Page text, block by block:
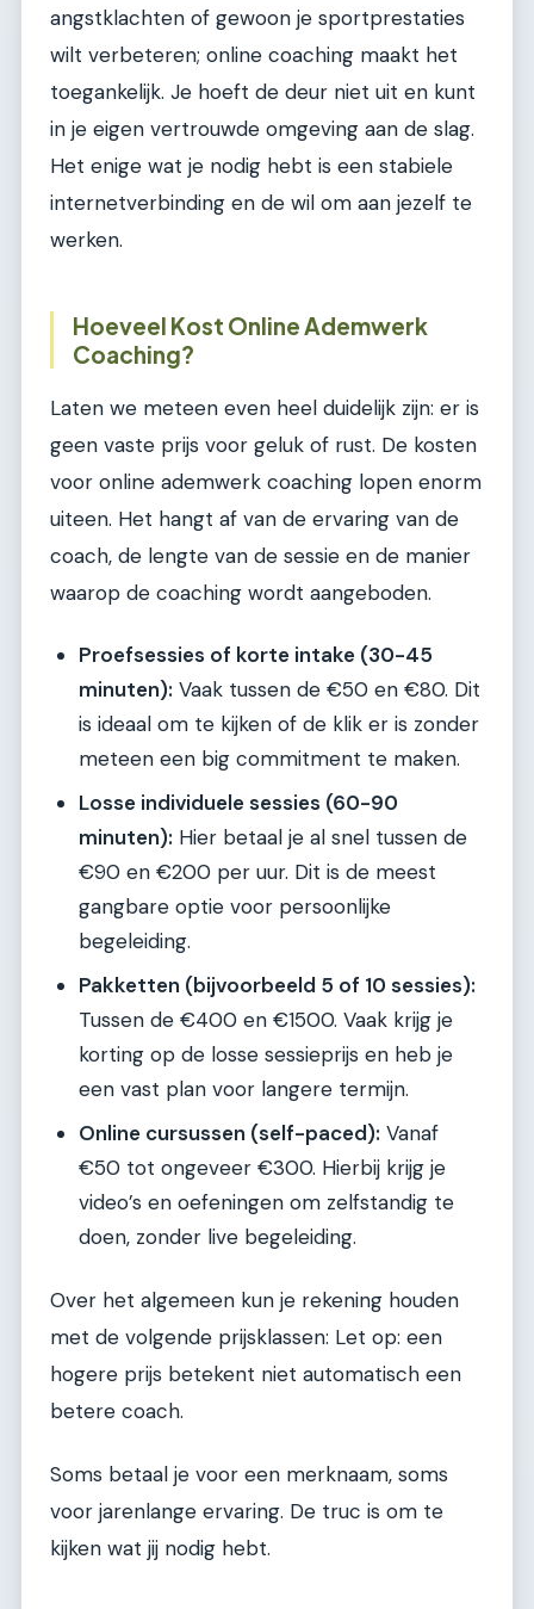
angstklachten of gewoon je sportprestaties
wilt verbeteren; online coaching maakt het
toegankelijk. Je hoeft de deur niet uit en kunt
in je eigen vertrouwde omgeving aan de slag.
Het enige wat je nodig hebt is een stabiele
internetverbinding en de wil om aan jezelf te
werken.
Hoeveel Kost Online Ademwerk
Coaching?
Laten we meteen even heel duidelijk zijn: er is
geen vaste prijs voor geluk of rust. De kosten
voor online ademwerk coaching lopen enorm
uiteen. Het hangt af van de ervaring van de
coach, de lengte van de sessie en de manier
waarop de coaching wordt aangeboden.
Proefsessies of korte intake (30-45
minuten): Vaak tussen de €50 en €80. Dit
is ideaal om te kijken of de klik er is zonder
meteen een big commitment te maken.
Losse individuele sessies (60-90
minuten): Hier betaal je al snel tussen de
€90 en €200 per uur. Dit is de meest
gangbare optie voor persoonlijke
begeleiding.
Pakketten (bijvoorbeeld 5 of 10 sessies):
Tussen de €400 en €1500. Vaak krijg je
korting op de losse sessieprijs en heb je
een vast plan voor langere termijn.
Online cursussen (self-paced): Vanaf
€50 tot ongeveer €300. Hierbij krijg je
video’s en oefeningen om zelfstandig te
doen, zonder live begeleiding.
Over het algemeen kun je rekening houden
met de volgende prijsklassen: Let op: een
hogere prijs betekent niet automatisch een
betere coach.
Soms betaal je voor een merknaam, soms
voor jarenlange ervaring. De truc is om te
kijken wat jij nodig hebt.